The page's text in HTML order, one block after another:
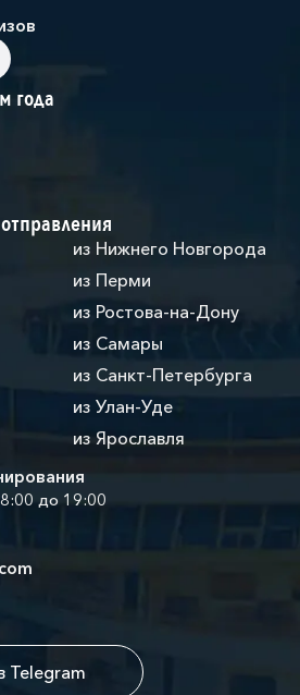
года
из Нижнего Новгорода
из Перми
из Ростова-на-Дону
из Самары
из Санкт-Петербурга
из Улан-Уде
из Ярославля
до 19:00
Telegram